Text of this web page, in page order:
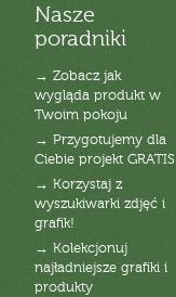
Nasze
poradniki
→ Zobacz jak
wygląda produkt w
Twoim pokoju
→ Przygotujemy dla
Ciebie projekt GRATIS
→ Korzystaj z
wyszukiwarki zdjęć i
grafik!
→ Kolekcjonuj
najładniejsze grafiki i
produkty